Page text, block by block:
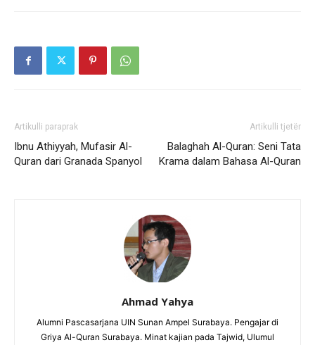
Artikulli paraprak
Ibnu Athiyyah, Mufasir Al-
Quran dari Granada Spanyol
Artikulli tjetër
Balaghah Al-Quran: Seni Tata
Krama dalam Bahasa Al-Quran
Ahmad Yahya
Alumni Pascasarjana UIN Sunan Ampel Surabaya. Pengajar di
Griya Al-Quran Surabaya. Minat kajian pada Tajwid, Ulumul